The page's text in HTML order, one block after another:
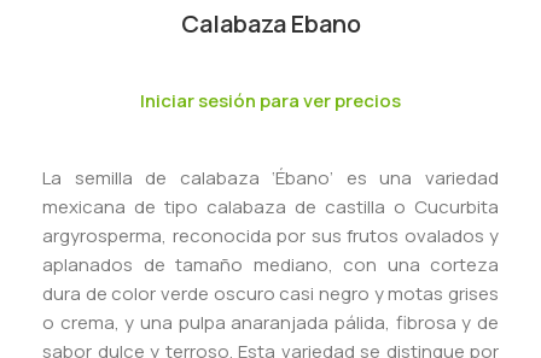
Calabaza Ebano
Iniciar sesión para ver precios
La semilla de calabaza ‘Ébano’ es una variedad
mexicana de tipo calabaza de castilla o Cucurbita
argyrosperma, reconocida por sus frutos ovalados y
aplanados de tamaño mediano, con una corteza
dura de color verde oscuro casi negro y motas grises
o crema, y una pulpa anaranjada pálida, fibrosa y de
sabor dulce y terroso. Esta variedad se distingue por